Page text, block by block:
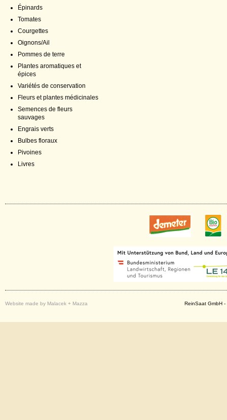
Épinards
Tomates
Courgettes
Oignons/Ail
Pommes de terre
Plantes aromatiques et
épices
Variétés de conservation
Fleurs et plantes médicinales
Semences de fleurs
sauvages
Engrais verts
Bulbes floraux
Pivoines
Livres
Website made by Malacek + Mazza ReinSaat GmbH